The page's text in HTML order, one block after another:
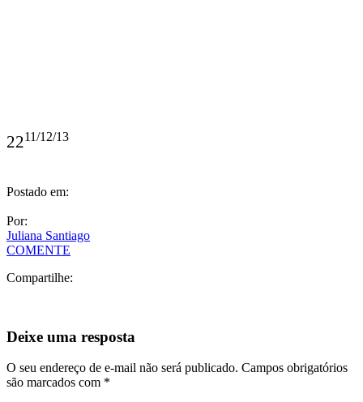
2211/12/13
Postado em:
Por:
Juliana Santiago
COMENTE
Compartilhe:
Deixe uma resposta
O seu endereço de e-mail não será publicado. Campos obrigatórios
são marcados com *